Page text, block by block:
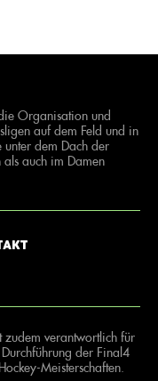
Organisation und
auf dem Feld und in
unter dem Dach der
auch im Damen
zudem verantwortlich für
der Final4
Meisterschaften.